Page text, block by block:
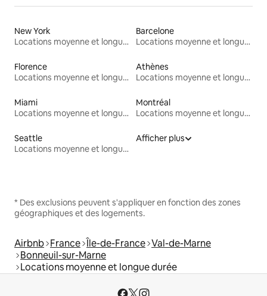
New York
Locations moyenne et longue durée
Barcelone
Locations moyenne et longue durée
Florence
Locations moyenne et longue durée
Athènes
Locations moyenne et longue durée
Miami
Locations moyenne et longue durée
Montréal
Locations moyenne et longue durée
Seattle
Locations moyenne et longue durée
Afficher plus
* Des exclusions peuvent s'appliquer en fonction des zones
géographiques et des logements.
Airbnb France Île-de-France Val-de-Marne
Bonneuil-sur-Marne
Locations moyenne et longue durée